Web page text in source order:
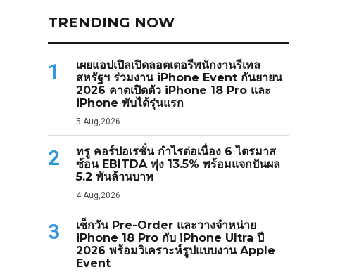
TRENDING NOW
1
เผยแอปเปิลเปิดลอตเตอรีพนักงานรีเทล
สหรัฐฯ ร่วมงาน iPhone Event กันยายน
2026 คาดเปิดตัว iPhone 18 Pro และ
iPhone พับได้รุ่นแรก
5 Aug,2026
2
ทรู คอร์ปอเรชั่น กำไรต่อเนื่อง 6 ไตรมาส
ซ้อน EBITDA พุ่ง 13.5% พร้อมแจกปันผล
5.2 พันล้านบาท
4 Aug,2026
3
เช็กวัน Pre-Order และวางจำหน่าย
iPhone 18 Pro กับ iPhone Ultra ปี
2026 พร้อมวิเคราะห์รูปแบบงาน Apple
Event